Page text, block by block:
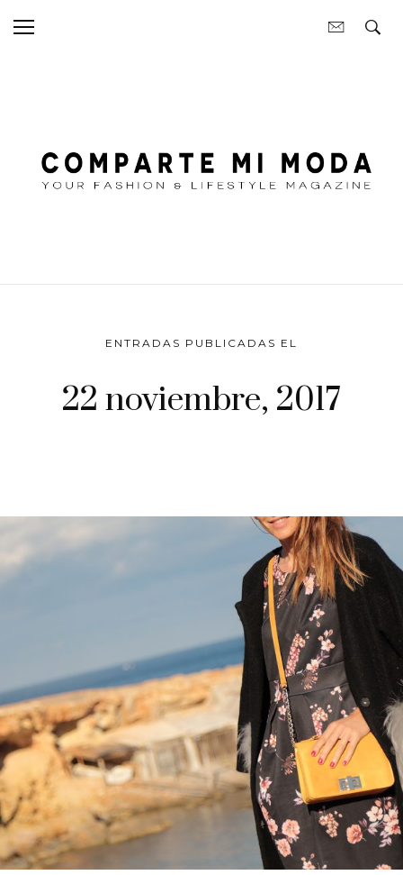
ENTRADAS PUBLICADAS EL
22 noviembre, 2017